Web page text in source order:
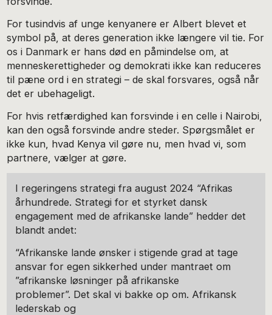
For tusindvis af unge kenyanere er Albert blevet et
symbol på, at deres generation ikke længere vil tie. For
os i Danmark er hans død en påmindelse om, at
menneskerettigheder og demokrati ikke kan reduceres
til pæne ord i en strategi – de skal forsvares, også når
det er ubehageligt.
For hvis retfærdighed kan forsvinde i en celle i Nairobi,
kan den også forsvinde andre steder. Spørgsmålet er
ikke kun, hvad Kenya vil gøre nu, men hvad vi, som
partnere, vælger at gøre.
I regeringens strategi fra august 2024 “Afrikas
århundrede. Strategi for et styrket dansk
engagement med de afrikanske lande” hedder det
blandt andet:
“Afrikanske lande ønsker i stigende grad at tage
ansvar for egen sikkerhed under mantraet om
”afrikanske løsninger på afrikanske
problemer”. Det skal vi bakke op om. Afrikansk
lederskab og